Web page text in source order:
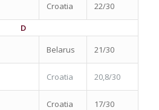
Croatia
22/30
D
Belarus 21/30
Croatia 20,8/30
Croatia 17/30